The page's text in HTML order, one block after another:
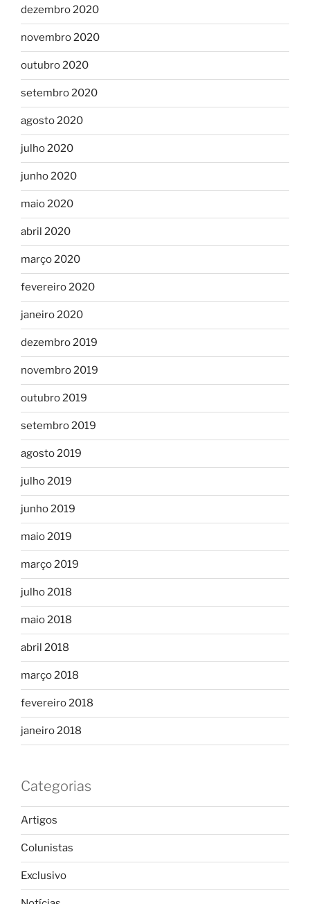
dezembro 2020
novembro 2020
outubro 2020
setembro 2020
agosto 2020
julho 2020
junho 2020
maio 2020
abril 2020
março 2020
fevereiro 2020
janeiro 2020
dezembro 2019
novembro 2019
outubro 2019
setembro 2019
agosto 2019
julho 2019
junho 2019
maio 2019
março 2019
julho 2018
maio 2018
abril 2018
março 2018
fevereiro 2018
janeiro 2018
Categorias
Artigos
Colunistas
Exclusivo